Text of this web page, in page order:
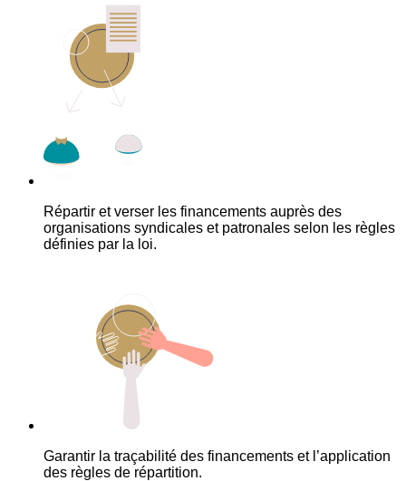
Répartir et verser les financements auprès des
organisations syndicales et patronales selon les règles
définies par la loi.
Garantir la traçabilité des financements et l’application
des règles de répartition.